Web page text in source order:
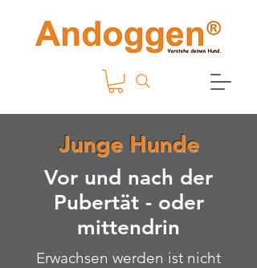
Junge Hunde
Vor und nach der
Pubertät - oder
mittendrin
Erwachsen werden ist nicht